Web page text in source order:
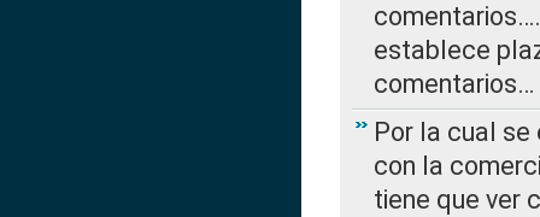
establece
comentarios…
Por la cual
con la
tiene que ver